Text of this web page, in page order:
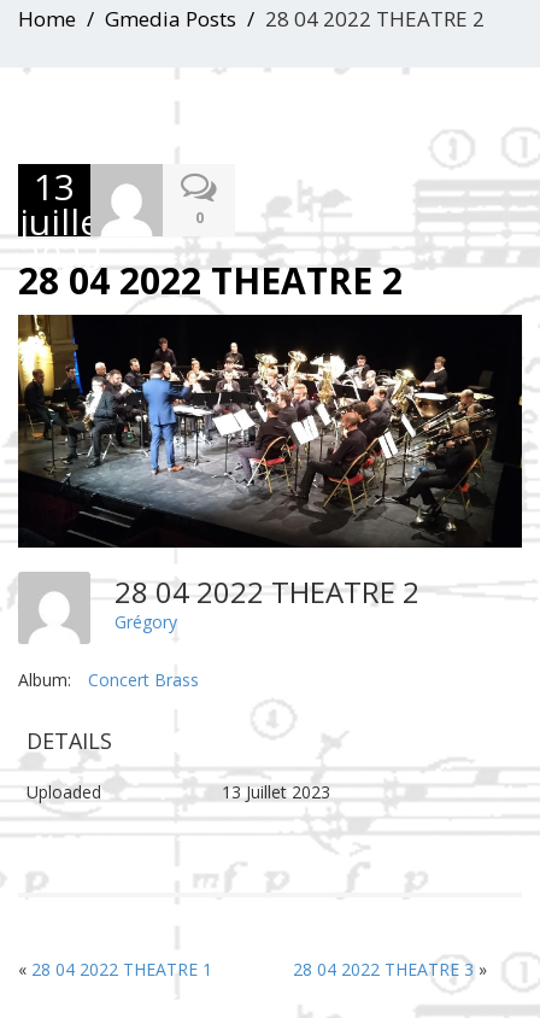
Home Gmedia Posts 28 04 2022 THEATRE 2
13
juillet
2023
0
28 04 2022 THEATRE 2
28 04 2022 THEATRE 2
Grégory
Album: Concert Brass
DETAILS
Uploaded 13 Juillet 2023
« 28 04 2022 THEATRE 1 28 04 2022 THEATRE 3»